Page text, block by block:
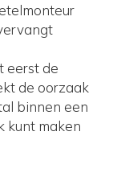
eerst de
de oorzaak
binnen een
kunt maken